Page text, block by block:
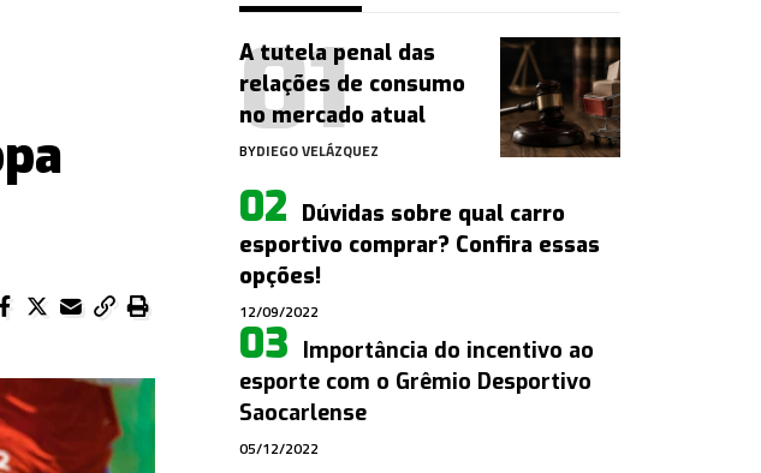
A tutela penal das
relações de consumo
no mercado atual
BYDIEGO VELÁZQUEZ
Dúvidas sobre qual carro
esportivo comprar? Confira essas
opções!
12/09/2022
Importância do incentivo ao
esporte com o Grêmio Desportivo
Saocarlense
05/12/2022